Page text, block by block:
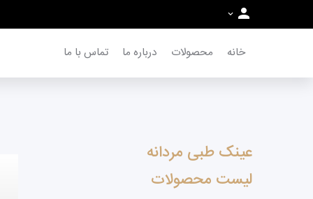
خانه محصولات درباره ما تماس با ما
عینک طبی مردانه
لیست محصولات